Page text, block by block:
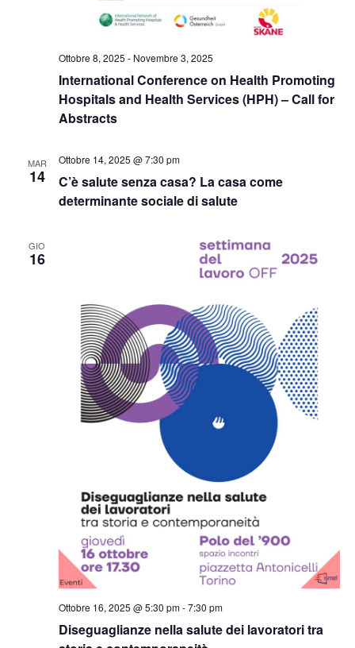
International Conference on Health Promoting
Hospitals and Health Services (HPH) – Call for
Abstracts
Ottobre 8, 2025 - Novembre 3, 2025
MAR
14
C’è salute senza casa? La casa come
determinante sociale di salute
Ottobre 14, 2025 @ 7:30 pm
GIO
16
Diseguaglianze nella salute dei lavoratori tra
Ottobre 16, 2025 @ 5:30 pm-7:30 pm